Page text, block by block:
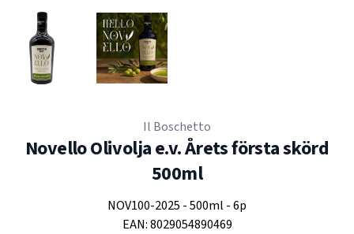
Il Boschetto
Novello Olivolja e.v. Årets första skörd
500ml
NOV100-2025 -500ml -6p
EAN:8029054890469